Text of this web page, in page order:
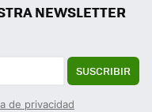
NEWSLETTER
SUSCRIBIR
de privacidad